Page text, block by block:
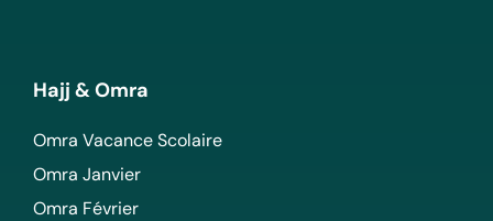
Hajj & Omra
Omra Vacance Scolaire
Omra Janvier
Omra Février